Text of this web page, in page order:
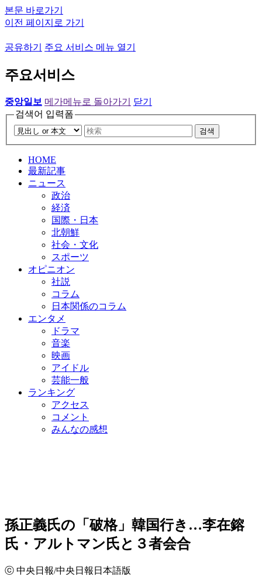
본문 바로가기
이전 페이지로 가기
공유하기 주요 서비스 메뉴 열기
주요서비스
중앙일보 메가메뉴로 돌아가기
닫기
검색어 입력폼
검색
HOME
最新記事
ニュース
政治
経済
国際・日本
北朝鮮
社会・文化
スポーツ
オピニオン
社説
コラム
日本関係のコラム
エンタメ
ドラマ
音楽
映画
アイドル
芸能一般
ランキング
アクセス
コメント
みんなの感想
孫正義氏の「破格」韓国行き…李在鎔
氏・アルトマン氏と３者会合
ⓒ 中央日報/中央日報日本語版